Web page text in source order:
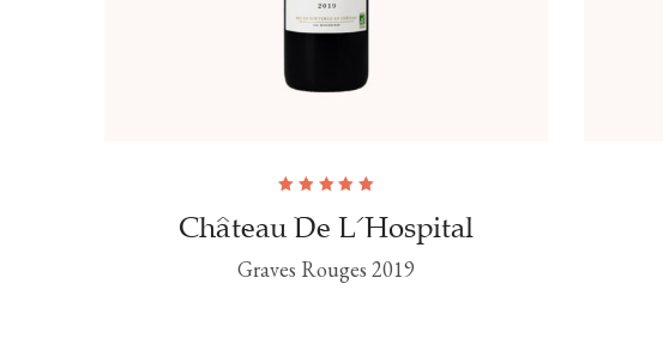
Château De L'Hospital
5.00
sur
5
Graves Rouges 2019